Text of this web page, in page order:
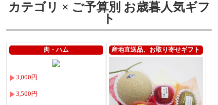
カテゴリ × ご予算別 お歳暮人気ギフ
ト
肉・ハム
3,000円
3,500円
産地直送品、お取り寄せギフト